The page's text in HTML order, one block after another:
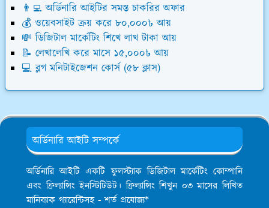
👨‍💻 অর্ডিনারি আইটির সমস্ত চাকরির অফার
💰 ওয়েবসাইট ক্রয় করে ৮০,০০০৳ আয়
💸 ডিজিটাল মার্কেটিং শিখে লাখ টাকা আয়
📝 লেখালেখি করে মাসে ১৫,০০০৳ আয়
💻 ব্লগ মনিটাইজেশন কোর্স (৫৮ ক্লাস)
অর্ডিনারি আইটি সম্পর্কে
অর্ডিনারি আইটি একটি ফুলস্ট্যাক ডিজিটাল মার্কেটিং কোম্পানি
এবং ফ্রিল্যান্সিং ইনস্টিটিউট। ফ্রিল্যান্সিং শিখুন ০৩ মাসের লিখিত
মানিব্যাক গ্যারেন্টিসহ - শর্ত প্রযোজ্য*